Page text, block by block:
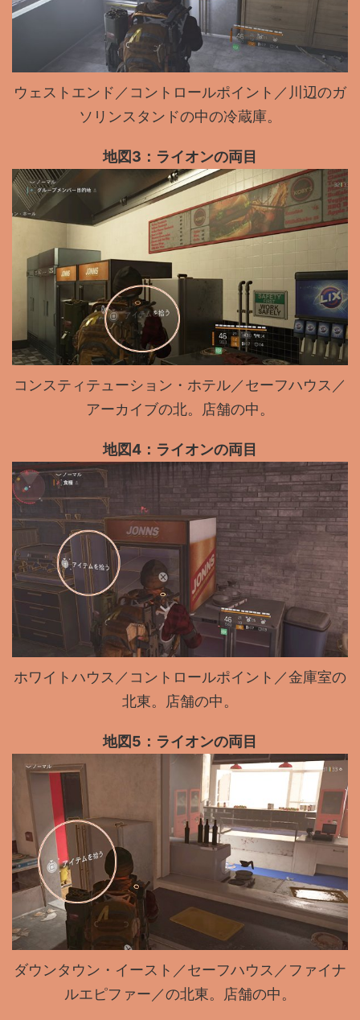
ウェストエンド／コントロールポイント／川辺のガ
ソリンスタンドの中の冷蔵庫。
地図3：ライオンの両目
コンスティテューション・ホテル／セーフハウス／
アーカイブの北。店舗の中。
地図4：ライオンの両目
ホワイトハウス／コントロールポイント／金庫室の
北東。店舗の中。
地図5：ライオンの両目
ダウンタウン・イースト／セーフハウス／ファイナ
ルエピファー／の北東。店舗の中。